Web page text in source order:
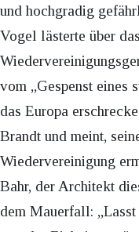
und hochgradig
Vogel lästerte über
vom „Gespenst eines
das Europa
Brandt und meint,
Wiedervereinigung
Bahr, der Architekt
dem Mauerfall: